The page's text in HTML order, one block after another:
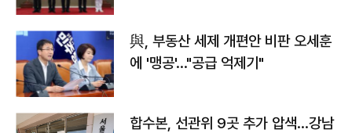
與, 부동산 세제 개편안 비판 오세훈
에 '맹공'…"공급 억제기"
합수본, 선관위 9곳 추가 압색…강남